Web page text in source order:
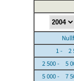
1 - 2
2 500 - 5
5 000 - 7